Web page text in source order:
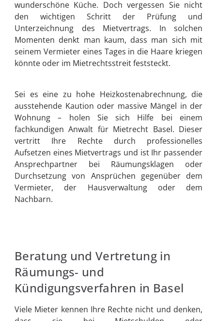
wunderschöne Küche. Doch vergessen Sie nicht
den wichtigen Schritt der Prüfung und
Unterzeichnung des Mietvertrags. In solchen
Momenten denkt man kaum, dass man sich mit
seinem Vermieter eines Tages in die Haare kriegen
könnte oder im Mietrechtsstreit feststeckt.
Sei es eine zu hohe Heizkostenabrechnung, die
ausstehende Kaution oder massive Mängel in der
Wohnung – holen Sie sich Hilfe bei einem
fachkundigen Anwalt für Mietrecht Basel. Dieser
vertritt Ihre Rechte durch professionelles
Aufsetzen eines Mietvertrags und ist Ihr passender
Ansprechpartner bei Räumungsklagen oder
Durchsetzung von Ansprüchen gegenüber dem
Vermieter, der Hausverwaltung oder dem
Nachbarn.
Beratung und Vertretung in
Räumungs- und
Kündigungsverfahren in Basel
Viele Mieter kennen Ihre Rechte nicht und denken,